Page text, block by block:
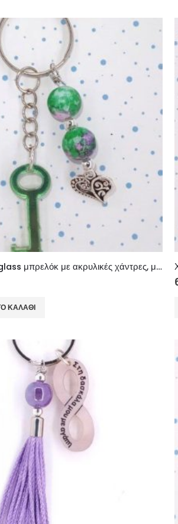
Χειροποίητο Plexiglass μπρελόκ με ακρυλικές χάντρες, μεταλλικό στοιχείο.
ΚΑΛΆΘΙ